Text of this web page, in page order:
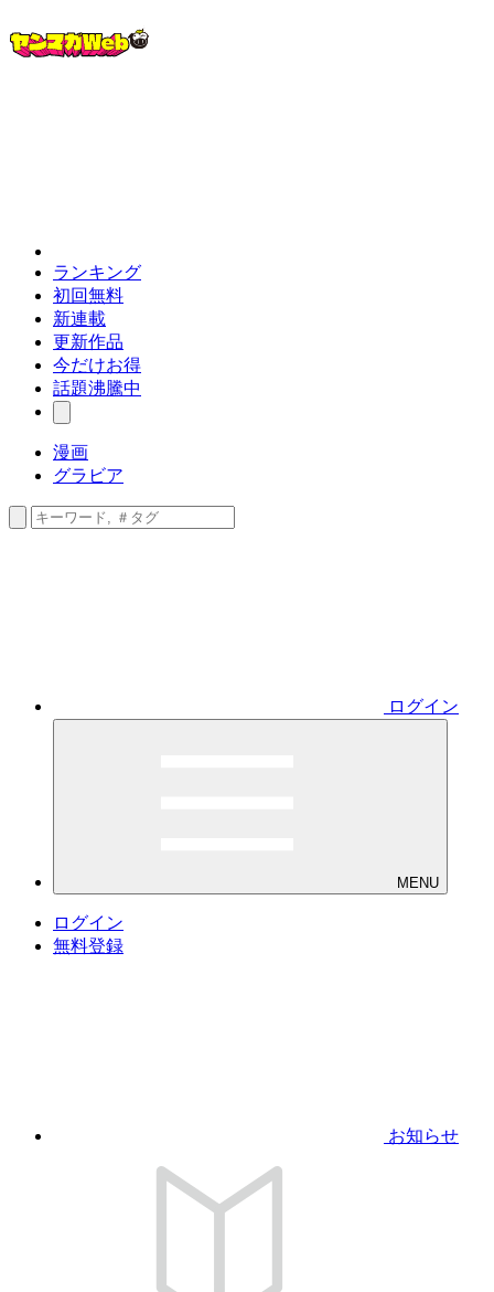
ランキング
初回無料
新連載
更新作品
今だけお得
話題沸騰中
漫画
グラビア
ログイン
MENU
ログイン
無料登録
お知らせ